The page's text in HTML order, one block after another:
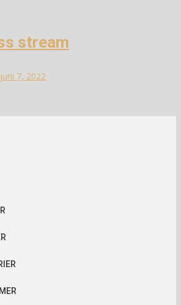
stream
juni 7, 2022